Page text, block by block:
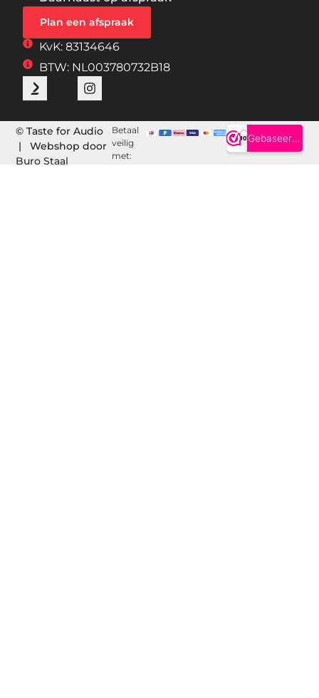
Plan een afspraak
KvK: 83134646
BTW: NL003780732B18
© Taste for Audio
| Webshop door
Buro Staal
Betaal
veilig
met: